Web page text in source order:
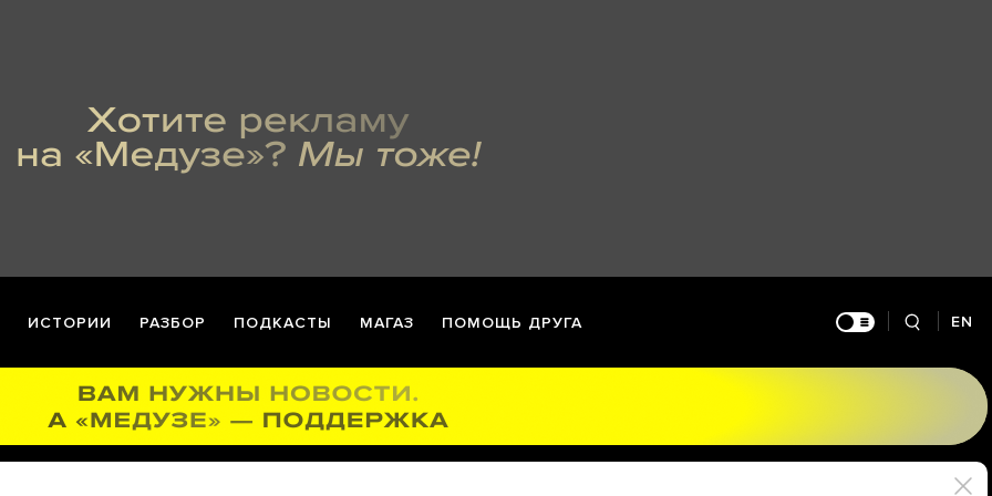
ИСТОРИИ РАЗБОР ПОДКАСТЫ МАГАЗ ПОМОЩЬ ДРУГА EN